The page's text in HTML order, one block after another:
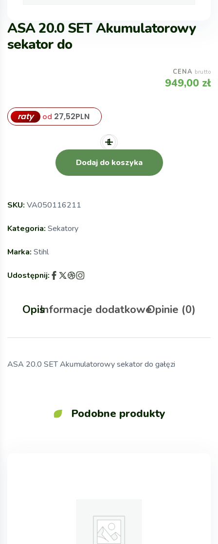
ASA 20.0 SET Akumulatorowy
sekator do
CENA brutto
949,00 zł
raty od 27,52PLN
Dodaj do koszyka
SKU: VA050116211
Kategoria: Sekatory
Marka: Stihl
Udostępnij:
OpisInformacje dodatkoweOpinie (0)
ASA 20.0 SET Akumulatorowy sekator do gałęzi
Podobne produkty